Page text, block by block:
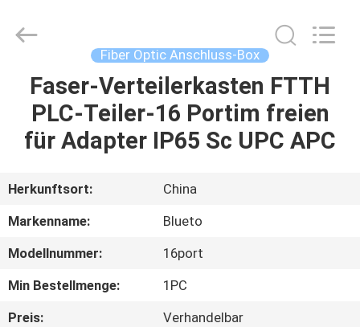
HAUS
PRODUKTE
ÜBER
UNS
FABRIK-
AUSFLUG
Fiber Optic Anschluss-Box
Faser-Verteilerkasten FTTH
PLC-Teiler-16 Portim freien
für Adapter IP65 Sc UPC APC
Herkunftsort:
China
Markenname:
Blueto
Modellnummer:
16port
Min Bestellmenge:
1PC
Preis:
Verhandelbar